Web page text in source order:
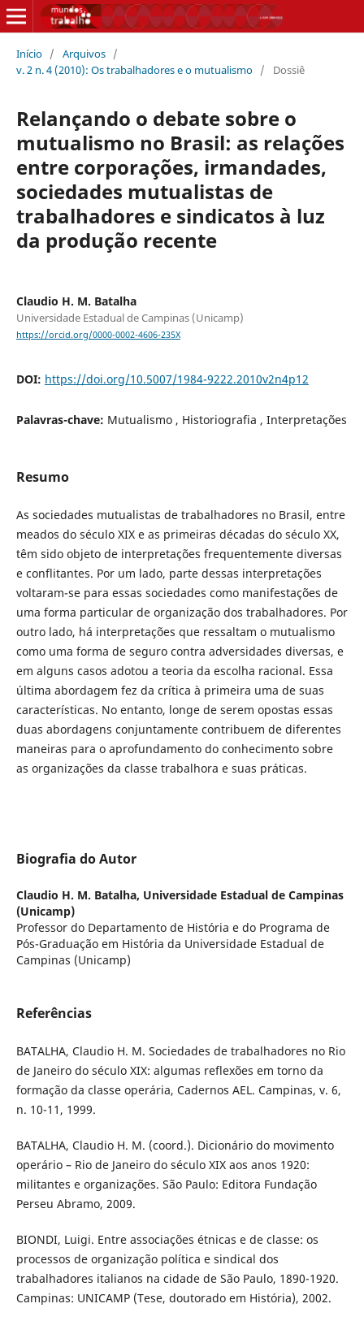
Início / Arquivos /
v. 2 n. 4 (2010): Os trabalhadores e o mutualismo / Dossiê
Relançando o debate sobre o
mutualismo no Brasil: as relações
entre corporações, irmandades,
sociedades mutualistas de
trabalhadores e sindicatos à luz
da produção recente
Claudio H. M. Batalha
Universidade Estadual de Campinas (Unicamp)
https://orcid.org/0000-0002-4606-235X
DOI: https://doi.org/10.5007/1984-9222.2010v2n4p12
Palavras-chave: Mutualismo , Historiografia , Interpretações
Resumo
As sociedades mutualistas de trabalhadores no Brasil, entre
meados do século XIX e as primeiras décadas do século XX,
têm sido objeto de interpretações frequentemente diversas
e conflitantes. Por um lado, parte dessas interpretações
voltaram-se para essas sociedades como manifestações de
uma forma particular de organização dos trabalhadores. Por
outro lado, há interpretações que ressaltam o mutualismo
como uma forma de seguro contra adversidades diversas, e
em alguns casos adotou a teoria da escolha racional. Essa
última abordagem fez da crítica à primeira uma de suas
características. No entanto, longe de serem opostas essas
duas abordagens conjuntamente contribuem de diferentes
maneiras para o aprofundamento do conhecimento sobre
as organizações da classe trabalhora e suas práticas.
Biografia do Autor
Claudio H. M. Batalha, Universidade Estadual de Campinas
(Unicamp)
Professor do Departamento de História e do Programa de
Pós-Graduação em História da Universidade Estadual de
Campinas (Unicamp)
Referências
BATALHA, Claudio H. M. Sociedades de trabalhadores no Rio
de Janeiro do século XIX: algumas reflexões em torno da
formação da classe operária, Cadernos AEL. Campinas, v. 6,
n. 10-11, 1999.
BATALHA, Claudio H. M. (coord.). Dicionário do movimento
operário – Rio de Janeiro do século XIX aos anos 1920:
militantes e organizações. São Paulo: Editora Fundação
Perseu Abramo, 2009.
BIONDI, Luigi. Entre associações étnicas e de classe: os
processos de organização política e sindical dos
trabalhadores italianos na cidade de São Paulo, 1890-1920.
Campinas: UNICAMP (Tese, doutorado em História), 2002.